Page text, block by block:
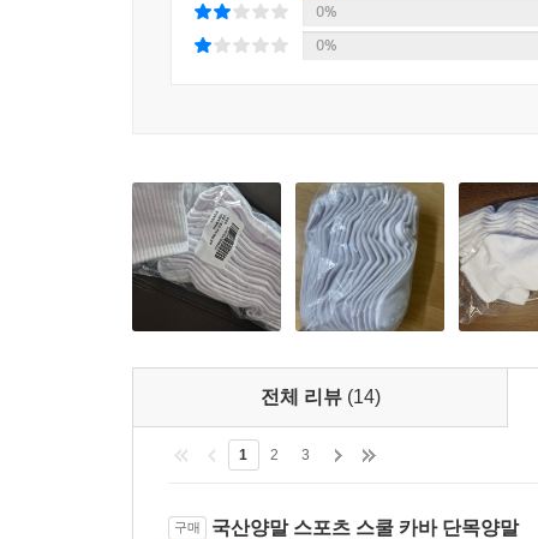
0%
0%
전체 리뷰 (14)
1 2 3
구매 국산양말 스포츠 스쿨 카바 단목양말